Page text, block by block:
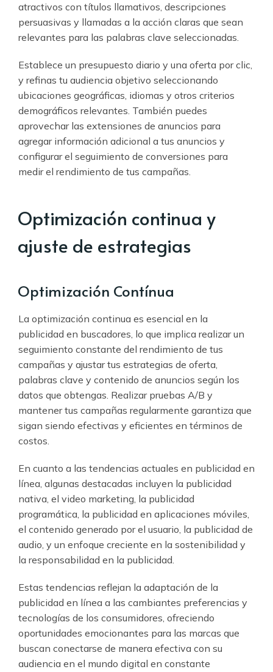
atractivos con títulos llamativos, descripciones
persuasivas y llamadas a la acción claras que sean
relevantes para las palabras clave seleccionadas.
Establece un presupuesto diario y una oferta por clic,
y refinas tu audiencia objetivo seleccionando
ubicaciones geográficas, idiomas y otros criterios
demográficos relevantes. También puedes
aprovechar las extensiones de anuncios para
agregar información adicional a tus anuncios y
configurar el seguimiento de conversiones para
medir el rendimiento de tus campañas.
Optimización continua y
ajuste de estrategias
Optimización Contínua
La optimización continua es esencial en la
publicidad en buscadores, lo que implica realizar un
seguimiento constante del rendimiento de tus
campañas y ajustar tus estrategias de oferta,
palabras clave y contenido de anuncios según los
datos que obtengas. Realizar pruebas A/B y
mantener tus campañas regularmente garantiza que
sigan siendo efectivas y eficientes en términos de
costos.
En cuanto a las tendencias actuales en publicidad en
línea, algunas destacadas incluyen la publicidad
nativa, el video marketing, la publicidad
programática, la publicidad en aplicaciones móviles,
el contenido generado por el usuario, la publicidad de
audio, y un enfoque creciente en la sostenibilidad y
la responsabilidad en la publicidad.
Estas tendencias reflejan la adaptación de la
publicidad en línea a las cambiantes preferencias y
tecnologías de los consumidores, ofreciendo
oportunidades emocionantes para las marcas que
buscan conectarse de manera efectiva con su
audiencia en el mundo digital en constante